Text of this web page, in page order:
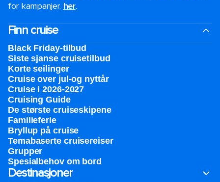
for kampanjer. her.
Finn cruise
Black Friday-tilbud
Siste sjanse cruisetilbud
Korte seilinger
Cruise over jul-og nyttår
Cruise i 2026-2027
Cruising Guide
De største cruiseskipene
Familieferie
Bryllup på cruise
Temabaserte cruisereiser
Grupper
Spesialbehov om bord
Destinasjoner